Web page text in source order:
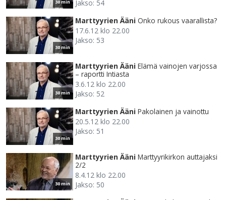
30 min
Jakso: 54
30 min
Marttyyrien Ääni Onko rukous vaarallista?
17.6.12 klo 22.00
Jakso: 53
30 min
Marttyyrien Ääni Elämä vainojen varjossa
– raportti Intiasta
3.6.12 klo 22.00
Jakso: 52
30 min
Marttyyrien Ääni Pakolainen ja vainottu
20.5.12 klo 22.00
Jakso: 51
30 min
Marttyyrien Ääni Marttyyrikirkon auttajaksi
2/2
8.4.12 klo 22.00
Jakso: 50